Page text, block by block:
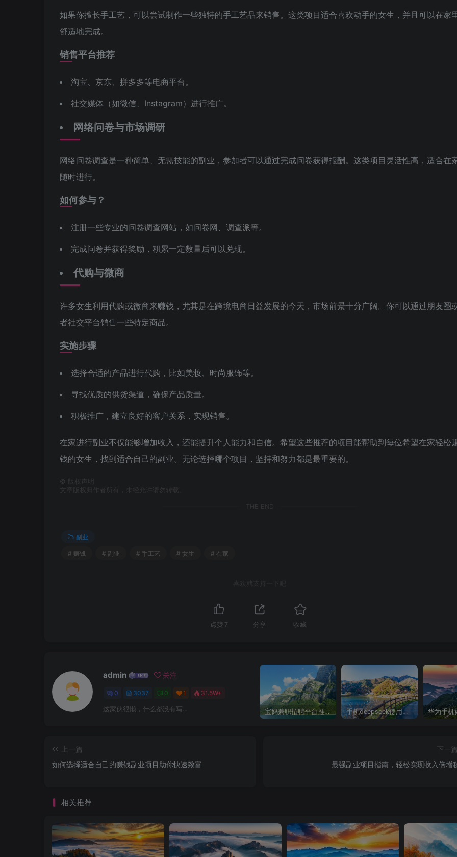
如果你擅长手工艺，可以尝试制作一些独特的手工艺品来销售。这类项目适合喜欢动手的女生，并且可以在家
舒适地完成。
销售平台推荐
淘宝、京东、拼多多等电商平台。
社交媒体（如微信、Instagram）进行推广。
网络问卷与市场调研
网络问卷调查是一种简单、无需技能的副业，参加者可以通过完成问卷获得报酬。这类项目灵活性高，适合在
随时进行。
如何参与？
注册一些专业的问卷调查网站，如问卷网、调查派等。
完成问卷并获得奖励，积累一定数量后可以兑现。
代购与微商
许多女生利用代购或微商来赚钱，尤其是在跨境电商日益发展的今天，市场前景十分广阔。你可以通过朋友圈
者社交平台销售一些特定商品。
实施步骤
选择合适的产品进行代购，比如美妆、时尚服饰等。
寻找优质的供货渠道，确保产品质量。
积极推广，建立良好的客户关系，实现销售。
在家进行副业不仅能够增加收入，还能提升个人能力和自信。希望这些推荐的项目能帮助到每位希望在家轻松
钱的女生，找到适合自己的副业。无论选择哪个项目，坚持和努力都是最重要的。
©
版权声明
文章版权归作者所有，未经允许请勿转载。
THE END
副业
# 赚钱 # 副业 # 手工艺 # 女生 # 在家
喜欢就支持一下吧
点赞 7 分享 收藏
admin 关注
0 3037 0 1 31.5W+
这家伙很懒，什么都没有写... 宝妈兼职招聘平台推荐，轻松找到理想工作！ 手机deepseek使用全攻略，轻松实现画图与炒股功能
上一篇
如何选择适合自己的赚钱副业项目助你快速致富
下一
最强副业项目指南，轻松实现收入倍增
相关推荐